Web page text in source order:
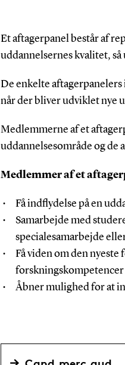
Et aftagerpanel består af
uddannelsernes kvalitet,
De enkelte
når der bliver udviklet nye
Medlemmerne af et
uddannelsesområde og de
Medlemmer af et
Få indflydelse på en
Samarbejde med
specialesamarbejde
Få viden om den
forskningskompetencer
Åbner mulighed for at